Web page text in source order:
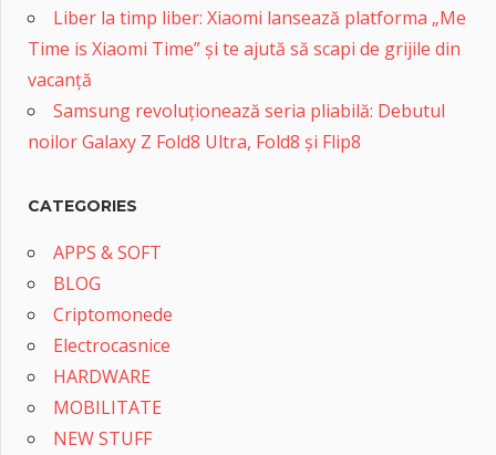
Liber la timp liber: Xiaomi lansează platforma „Me
Time is Xiaomi Time” și te ajută să scapi de grijile din
vacanță
Samsung revoluționează seria pliabilă: Debutul
noilor Galaxy Z Fold8 Ultra, Fold8 și Flip8
CATEGORIES
APPS & SOFT
BLOG
Criptomonede
Electrocasnice
HARDWARE
MOBILITATE
NEW STUFF